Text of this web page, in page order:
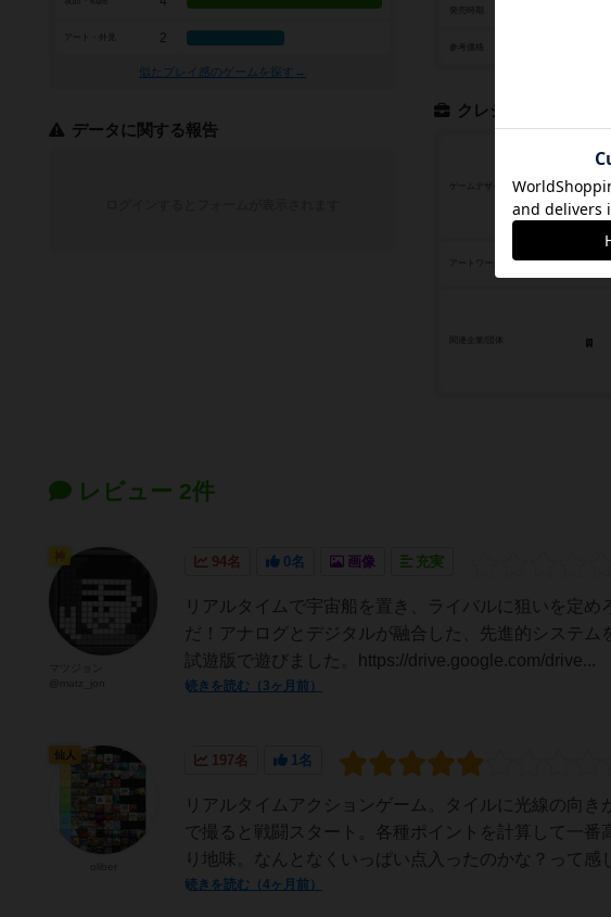
参考価格
クレジット
ゲームデザイン
アート・外見 2
似たプレイ感のゲームを探す→
データに関する報告
レビュー 2件
94名 0名 画像 充実
リアルタイムで宇宙船を置き、ライバルに狙いを定
だ！アナログとデジタルが融合した、先進的システ
試遊版で遊びました。https://drive.google.com/drive...
続きを読む（3ヶ月前）
197名 1名
リアルタイムアクションゲーム。タイルに光線の向
で撮ると戦闘スタート。各種ポイントを計算して一番
り地味。なんとなくいっぱい点入ったのかな？って感
続きを読む（4ヶ月前）
仙人